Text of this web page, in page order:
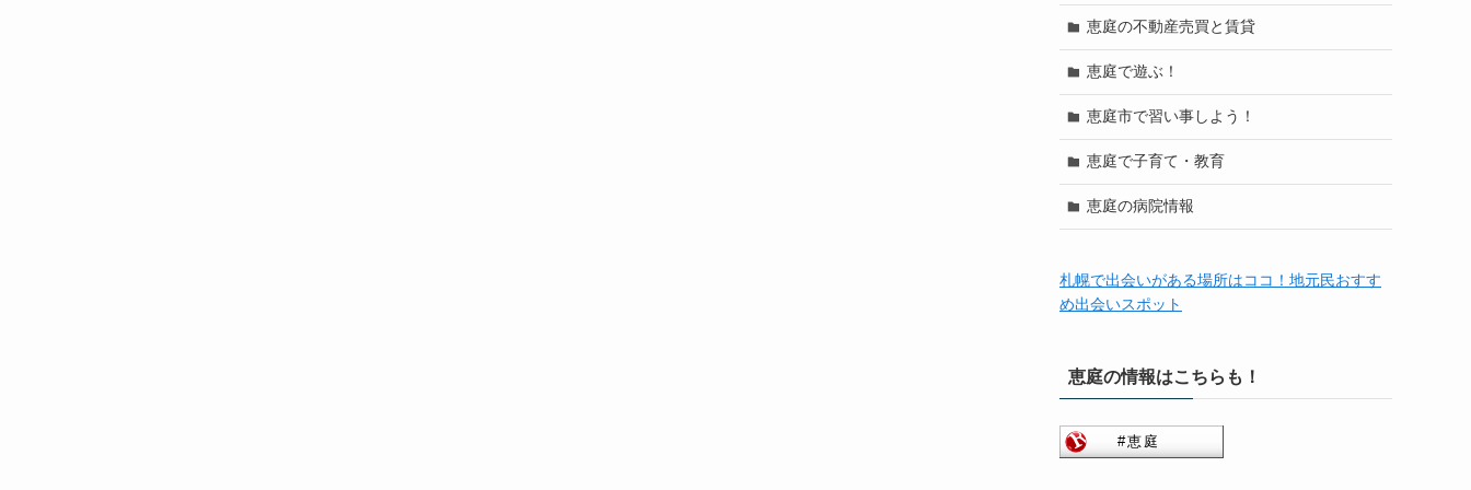
恵庭の不動産売買と賃貸
恵庭で遊ぶ！
恵庭市で習い事しよう！
恵庭で子育て・教育
恵庭の病院情報
札幌で出会いがある場所はココ！地元民おすす
め出会いスポット
恵庭の情報はこちらも！